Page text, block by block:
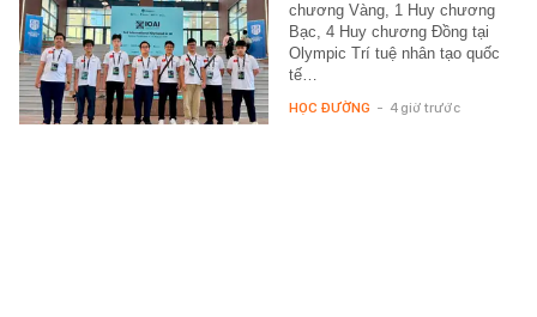
chương Vàng, 1 Huy chương
Bạc, 4 Huy chương Đồng tại
Olympic Trí tuệ nhân tạo quốc
tế…
HỌC ĐƯỜNG - 4 giờ trước